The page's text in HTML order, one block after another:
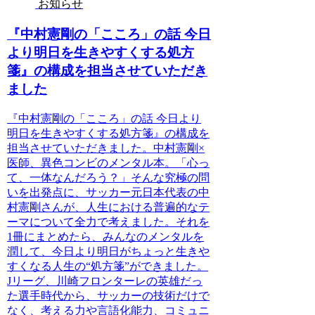
お知らせ
『中村憲剛の「こころ」の話 今日
より明日を生きやすくする処方
箋』の構成を担当させていただき
ました
『中村憲剛の「こころ」の話 今日より
明日を生きやすくする処方箋』の構成を
担当させていただきました。中村憲剛×
医師、異色コンビのメンタル本。「心っ
て、一体なんだろう？」そんな究極の問
いを出発点に、サッカー元日本代表の中
村憲剛さんが、人生における普遍的なテ
ーマについて全力で考えました。それを
1冊にまとめたら、みんなのメンタルを
潤して、今日より明日がちょっと生きや
すくなる人生の“処方箋”ができました。
Jリーグ、川崎フロンターレの英雄だっ
た選手時代から、サッカーの技術だけで
なく、考える力や言語化能力、コミュニ